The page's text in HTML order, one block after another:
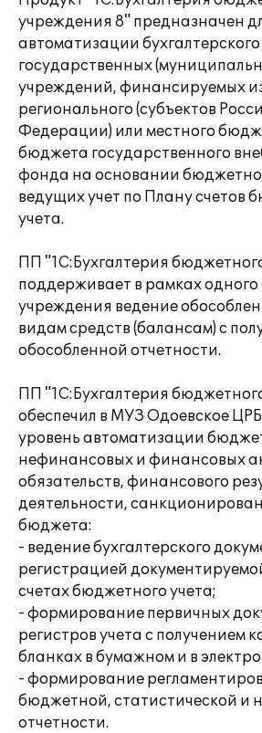
учреждения 8" предназначен
автоматизации бухгалтерского
государственных
учреждений, финансируемых
регионального (субъектов
Федерации) или местного
бюджета государственного
фонда на основании
ведущих учет по Плану счетов
учета.
ПП "1С:Бухгалтерия
поддерживает в рамках
учреждения ведение
видам средств (балансам) с
обособленной отчетности.
ПП "1С:Бухгалтерия
обеспечил в МУЗ Одоевское
уровень автоматизации
нефинансовых и финансовых
обязательств, финансового
деятельности,
бюджета:
- ведение бухгалтерского
регистрацией
счетах бюджетного учета;
- формирование первичных
регистров учета с получением
бланках в бумажном и в
- формирование
бюджетной, статистической и
отчетности.